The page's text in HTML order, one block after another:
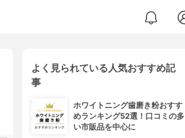
よく見られている人気おすすめ記
事
ホワイトニング歯磨き粉おすす
めランキング52選！口コミの多
い市販品を中心に